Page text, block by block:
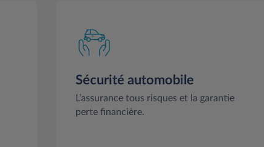
Sécurité automobile
L’assurance tous risques et la garantie
perte financière.